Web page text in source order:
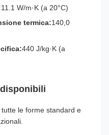
11.1 W/m·K (a 20°C)
termica:140,0
440 J/kg·K (a
le forme standard e